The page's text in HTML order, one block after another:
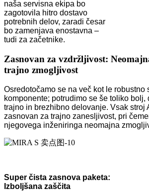
naša servisna ekipa bo
zagotovila hitro dostavo
potrebnih delov, zaradi česar
bo zamenjava enostavna –
tudi za začetnike.
Zasnovan za vzdržljivost:
trajno zmogljivost
Osredotočamo se na več kot le robustno
komponente; potrudimo se še toliko bolj,
trajno in brezhibno delovanje. Vsak stroj
zasnovan za trajno zanesljivost, pri
njegovega inženiringa neomajna
Super čista zasnova paketa:
Izboljšana zaščita